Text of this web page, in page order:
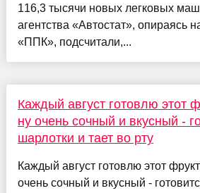
116,3 тысячи новых легковых
агентства «Автостат», опираясь
«ППК», подсчитали,...
Каждый август готовлю этот
ну очень сочный и вкусный -
шарлотки и тает во рту
Каждый август готовлю этот
очень сочный и вкусный -